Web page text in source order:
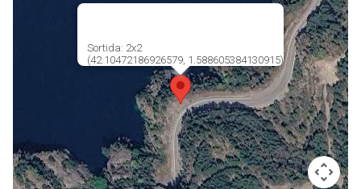
Sortida: 2x2
(42.10472186926579, 1.588605384130915)